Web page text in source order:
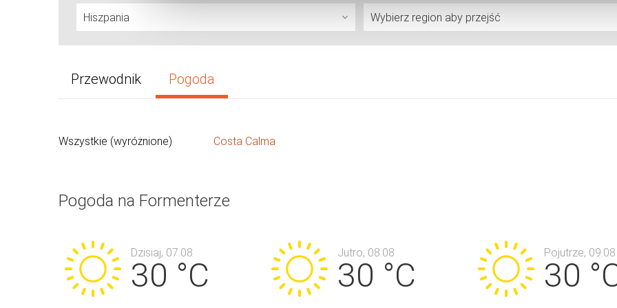
Przewodnik Pogoda
Wszystkie (wyróżnione) Costa Calma
Pogoda na Formenterze
Dzisiaj, 07.08
30 °C
Jutro, 08.08
30 °C
Pojutrze, 09.08
30